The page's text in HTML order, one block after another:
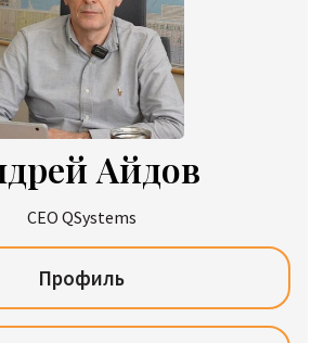
Айдов
CEO QSystems
Профиль